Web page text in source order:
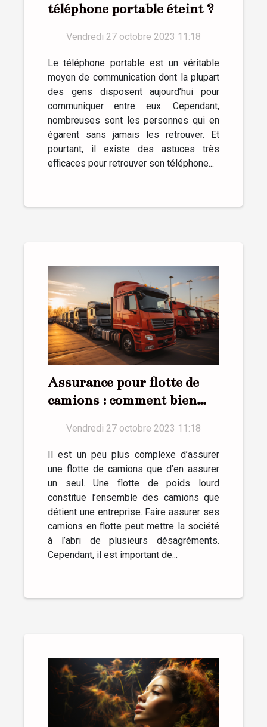
téléphone portable éteint ?
Vendredi 27 octobre 2023 11:18
Le téléphone portable est un véritable
moyen de communication dont la plupart
des gens disposent aujourd’hui pour
communiquer entre eux. Cependant,
nombreuses sont les personnes qui en
égarent sans jamais les retrouver. Et
pourtant, il existe des astuces très
efficaces pour retrouver son téléphone...
Assurance pour flotte de
camions : comment bien
Vendredi 27 octobre 2023 11:18
Il est un peu plus complexe d’assurer
une flotte de camions que d’en assurer
un seul. Une flotte de poids lourd
constitue l’ensemble des camions que
détient une entreprise. Faire assurer ses
camions en flotte peut mettre la société
à l’abri de plusieurs désagréments.
Cependant, il est important de...